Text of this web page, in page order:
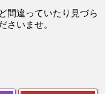
間違っていたり見づら
さいませ。